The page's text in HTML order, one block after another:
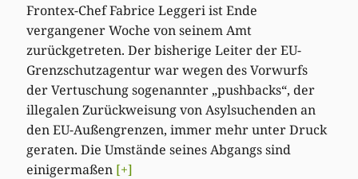
Frontex-Chef Fabrice Leggeri ist Ende
vergangener Woche von seinem Amt
zurückgetreten. Der bisherige Leiter der EU-
Grenzschutzagentur war wegen des Vorwurfs
der Vertuschung sogenannter „pushbacks“, der
illegalen Zurückweisung von Asylsuchenden an
den EU-Außengrenzen, immer mehr unter Druck
geraten. Die Umstände seines Abgangs sind
einigermaßen [+]